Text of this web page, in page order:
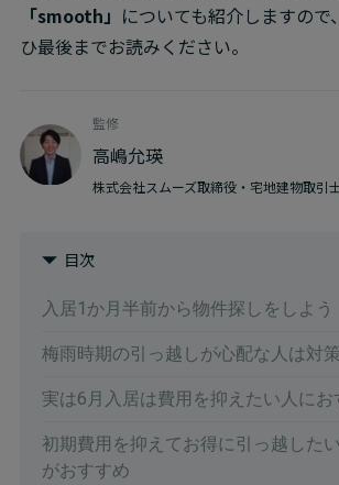
「smooth」 についても紹介しますので
ひ最後までお読みください。
監修
高嶋允瑛
株式会社スムーズ取締役・宅地建物取引
目次
入居1か月半前から物件探しをしよう
梅雨時期の引っ越しが心配な人は対
実は6月入居は費用を抑えたい人にお
初期費用を抑えてお得に引っ越した
がおすすめ